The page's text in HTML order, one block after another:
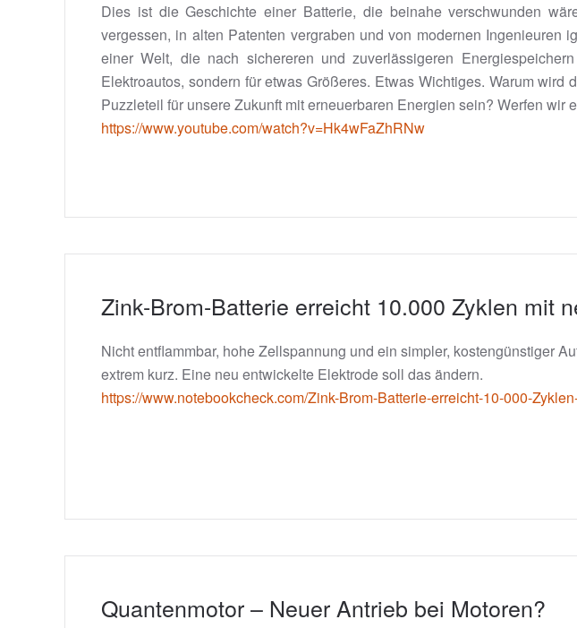
Dies ist die Geschichte einer Batterie, die beinahe verschwunden
vergessen, in alten Patenten vergraben und von modernen
einer Welt, die nach sichereren und zuverlässigeren
Elektroautos, sondern für etwas Größeres. Etwas Wichtiges. Warum
Puzzleteil für unsere Zukunft mit erneuerbaren Energien sein? Werfen
https://www.youtube.com/watch?v=Hk4wFaZhRNw
Zink-Brom-Batterie erreicht 10.000 Zyklen mit
Nicht entflammbar, hohe Zellspannung und ein simpler, kostengünstiger
extrem kurz. Eine neu entwickelte Elektrode soll das ändern.
https://www.notebookcheck.com/Zink-Brom-Batterie-erreicht-10-000-
Quantenmotor – Neuer Antrieb bei Motoren?